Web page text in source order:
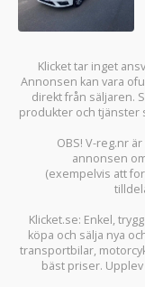
Klicket tar inget
Annonsen kan vara
direkt från säljaren.
produkter och tjänster
OBS! V-reg.nr
annonsen
(exempelvis att
Klicket.se: Enkel,
köpa och sälja nya
transportbilar,
bäst priser.